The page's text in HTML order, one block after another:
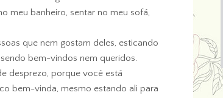
meu banheiro, sentar no meu sofá,
que nem gostam deles, esticando
bem-vindos nem queridos.
desprezo, porque você está
bem-vinda, mesmo estando ali para